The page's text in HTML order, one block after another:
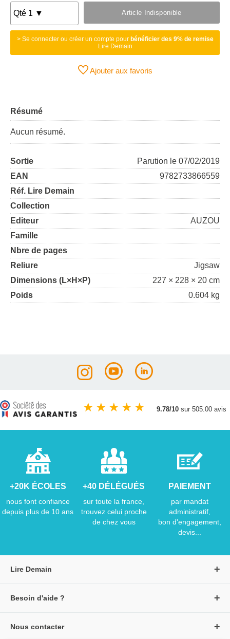
Article Indisponible
> Se connecter ou créer un compte pour bénéficier des 9% de remise
Lire Demain
Ajouter aux favoris
Résumé
Aucun résumé.
Sortie
Parution le 07/02/2019
EAN
9782733866559
Réf. Lire Demain
Collection
Editeur
AUZOU
Famille
Nbre de pages
Reliure
Jigsaw
Dimensions (L×H×P)
227 × 228 × 20 cm
Poids
0.604 kg
★ ★ ★ ★ ★ 9.78/10 sur 505.00 avis
+20K ÉCOLES
nous font confiance
depuis plus de 10 ans
+40 DÉLÉGUÉS
sur toute la france,
trouvez celui proche
de chez vous
PAIEMENT
par mandat
administratif,
bon d'engagement,
devis...
Lire Demain
Besoin d'aide ?
Nous contacter